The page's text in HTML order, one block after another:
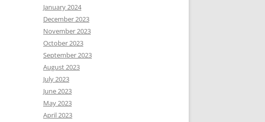
January 2024
December 2023
November 2023
October 2023
September 2023
August 2023
July 2023
June 2023
May 2023
April 2023